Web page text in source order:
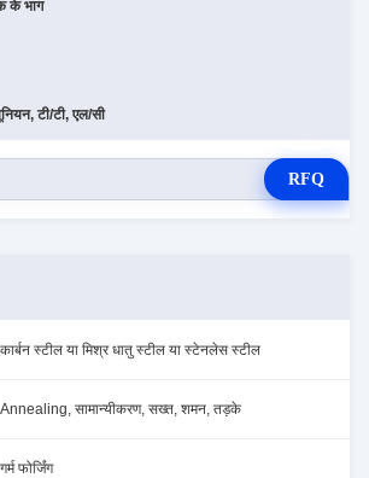
के भाग
टी/टी, एल/सी
RFQ
कार्बन स्टील या मिश्र धातु स्टील या स्टेनलेस स्टील
Annealing, सामान्यीकरण, सख्त, शमन, तड़के
गर्म फोर्जिंग